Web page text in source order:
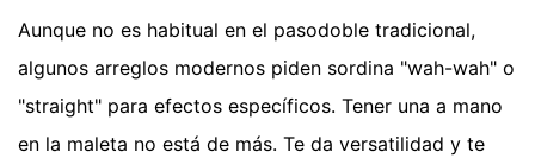
Aunque no es habitual en el pasodoble tradicional,
algunos arreglos modernos piden sordina "wah-wah" o
"straight" para efectos específicos. Tener una a mano
en la maleta no está de más. Te da versatilidad y te